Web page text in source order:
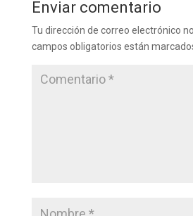
Enviar comentario
Tu dirección de correo electrónico
campos obligatorios están